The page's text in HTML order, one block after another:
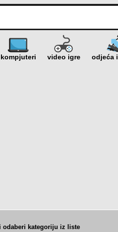
odaberi kategoriju iz liste